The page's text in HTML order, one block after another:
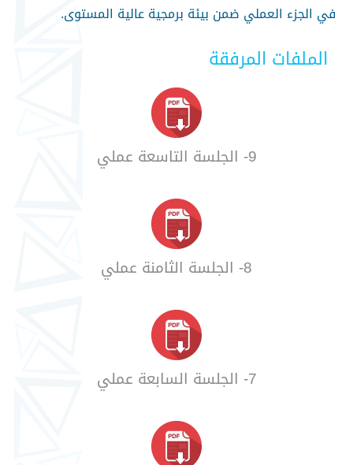
في الجزء العملي ضمن بيئة برمجية عالية المستوى.
الملفات المرفقة
9- الجلسة التاسعة عملي
8- الجلسة الثامنة عملي
7- الجلسة السابعة عملي